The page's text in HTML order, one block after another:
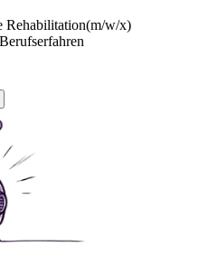
Rehabilitation(m/w/x)
Berufserfahren